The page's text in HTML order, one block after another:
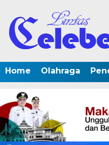
Home Olahraga